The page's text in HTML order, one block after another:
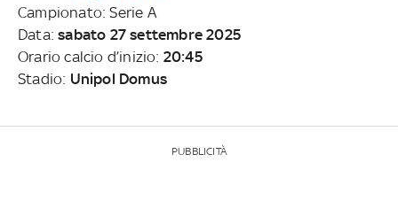
Campionato: Serie A
Data:sabato 27 settembre 2025
Orario calcio d’inizio: 20:45
Stadio: Unipol Domus
PUBBLICITÀ